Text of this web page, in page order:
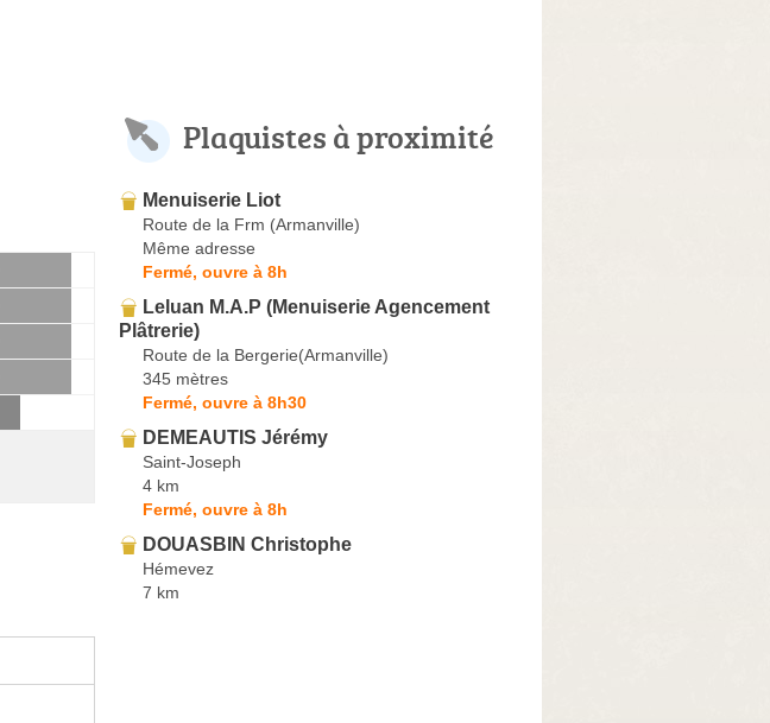
Plaquistes à proximité
Menuiserie Liot
Route de la Frm (Armanville)
Même adresse
Fermé, ouvre à 8h
Leluan M.A.P (Menuiserie Agencement
Plâtrerie)
Route de la Bergerie(Armanville)
345 mètres
Fermé, ouvre à 8h30
DEMEAUTIS Jérémy
Saint-Joseph
4 km
Fermé, ouvre à 8h
DOUASBIN Christophe
Hémevez
7 km